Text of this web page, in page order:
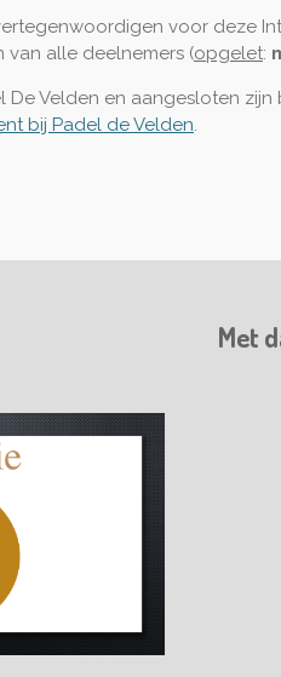
voor deze
van alle deelnemers (opgelet:
De Velden en aangesloten zijn
bij Padel de Velden.
Met